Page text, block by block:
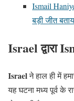
Ismail
बड़ी जीत
Israelद्वारा
Israelने हाल ही में
यह घटना मध्य पूर्व के